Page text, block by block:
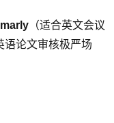
（适合英文会议
语论文审核极严场